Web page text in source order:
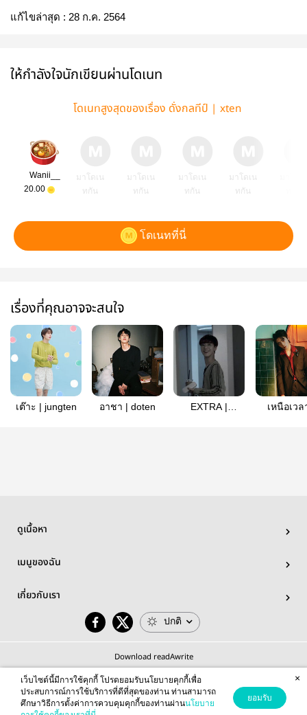
แก้ไขล่าสุด : 28 ก.ค. 2564
ให้กำลังใจนักเขียนผ่านโดเนท
โดเนทสูงสุดของเรื่อง ดั่งกลทีป์ | xten
Wanii__
20.00
มาโดเน
ทกัน
มาโดเน
ทกัน
มาโดเน
ทกัน
มาโดเน
ทกัน
โดเนทที่นี่
เรื่องที่คุณอาจจะสนใจ
เต๊าะ | jungten อาชา | doten
EXTRA |
เหนือเวล
ดูเนื้อหา
เมนูของฉัน
เกี่ยวกับเรา
ปกติ
Download readAwrite
© 2026 readAwrite.com by MEB Corporation Public Company Limited
เว็บไซต์นี้มีการใช้คุกกี้ โปรดยอมรับนโยบายคุกกี้เพื่อ
ประสบการณ์การใช้บริการที่ดีที่สุดของท่าน ท่านสามารถ
ศึกษาวิธีการตั้งค่าการควบคุมคุกกี้ของท่านผ่านนโยบาย
ยอมรับ
×